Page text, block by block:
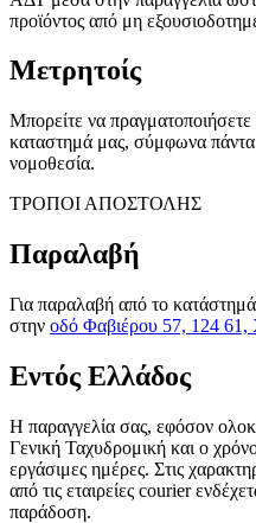
προϊόντος από μη
Μετρητοίς
Μπορείτε να
καταστημά μας, σύμφωνα πάντα
νομοθεσία.
ΤΡΟΠΟΙ ΑΠΟΣΤΟΛΗΣ
Παραλαβή
Για παραλαβή από το
στην οδό Φαβιέρου 57, 124 61,
Εντός Ελλάδος
H παραγγελία σας, εφόσον
Γενική Ταχυδρομική και ο
εργάσιμες ημέρες. Στις
από τις εταιρείες courier
παράδοση.